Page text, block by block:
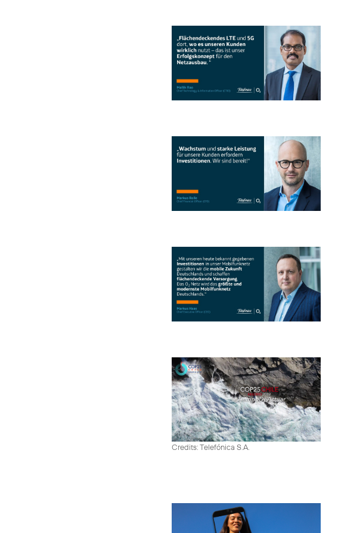
Credits: Telefónica S.A.